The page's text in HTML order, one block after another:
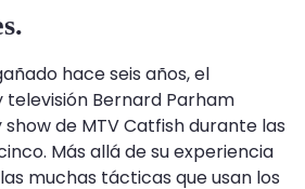
hace seis años, el
Bernard Parham
de MTV Catfish durante las
Más allá de su experiencia
muchas tácticas que usan los